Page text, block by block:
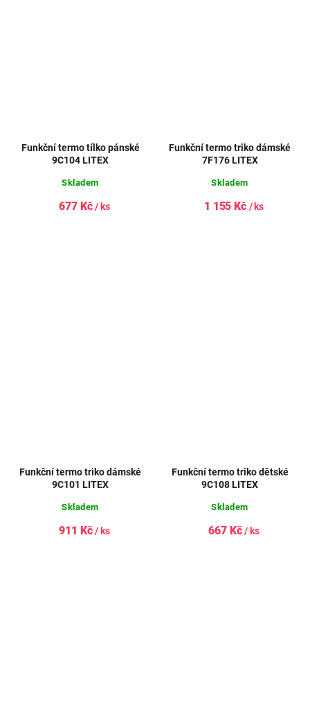
Funkční termo tílko pánské
9C104 LITEX
Skladem
677 Kč/ ks
Funkční termo triko dámské
7F176 LITEX
Skladem
1 155 Kč / ks
Funkční termo triko dámské
9C101 LITEX
Skladem
911 Kč/ ks
Funkční termo triko dětské
9C108 LITEX
Skladem
667 Kč/ ks